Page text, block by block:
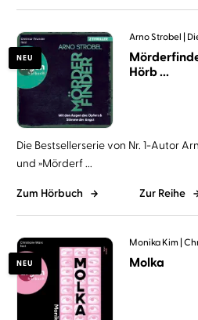
NEU
Arno Strobel
Hörb ...
Die Bestsellerserie von Nr. 1-Autor
und »Mörderf ...
Zum Hörbuch Zur Reihe
NEU
Monika Kim
Molka